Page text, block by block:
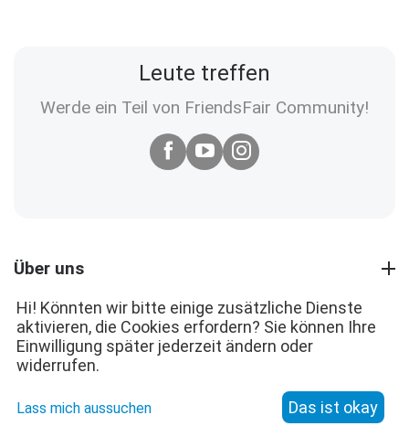
Leute treffen
Werde ein Teil von FriendsFair Community!
Über uns
Hi! Könnten wir bitte einige zusätzliche Dienste
aktivieren, die Cookies erfordern? Sie können Ihre
Einwilligung später jederzeit ändern oder
widerrufen.
Lass mich aussuchen Das ist okay